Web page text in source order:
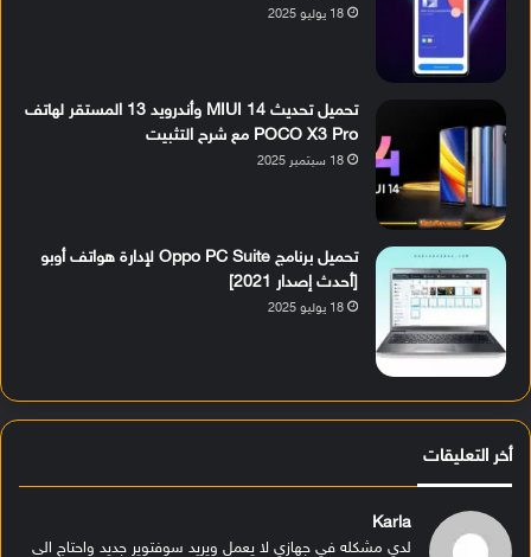
18 يوليو 2025
تحميل تحديث MIUI 14 وأندرويد 13 المستقر لهاتف
POCO X3 Pro مع شرح التثبيت
18 سبتمبر 2025
تحميل برنامج Oppo PC Suite لإدارة هواتف أوبو
[أحدث إصدار 2021]
18 يوليو 2025
أخر التعليقات
Karla
لدي مشكله في جهازي لا يعمل ويريد سوفتوير جديد واحتاج الى